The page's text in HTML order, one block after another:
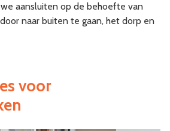
aansluiten op de behoefte van
naar buiten te gaan, het dorp en
voor